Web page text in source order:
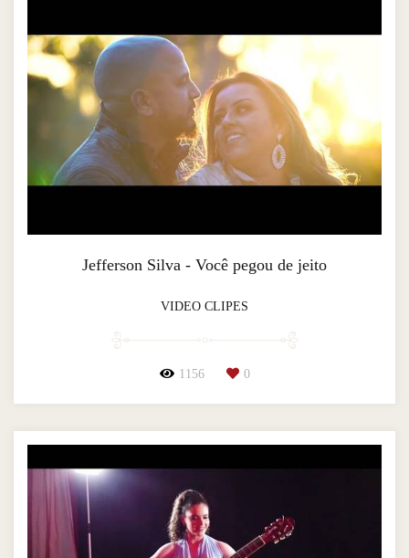
Jefferson Silva - Você pegou de jeito
VIDEO CLIPES
1156 0